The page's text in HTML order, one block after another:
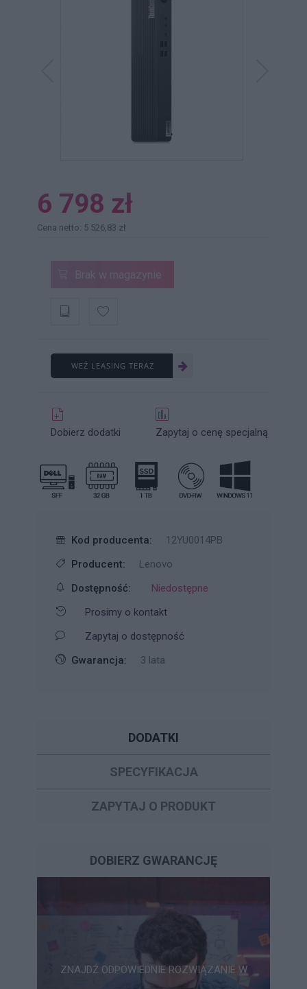
6 798 zł
Cena netto: 5 526,83 zł
Brak w magazynie
WEŹ LEASING TERAZ
Dobierz dodatki Zapytaj o cenę specjalną
Kod producenta:
12YU0014PB
Producent:
Lenovo
Dostępność:
Niedostępne
Prosimy o kontakt
Zapytaj o dostępność
Gwarancja:
3 lata
DODATKI
SPECYFIKACJA
ZAPYTAJ O PRODUKT
DOBIERZ GWARANCJĘ
ZNAJDŹ ODPOWIEDNIE ROZWIĄZANIE W